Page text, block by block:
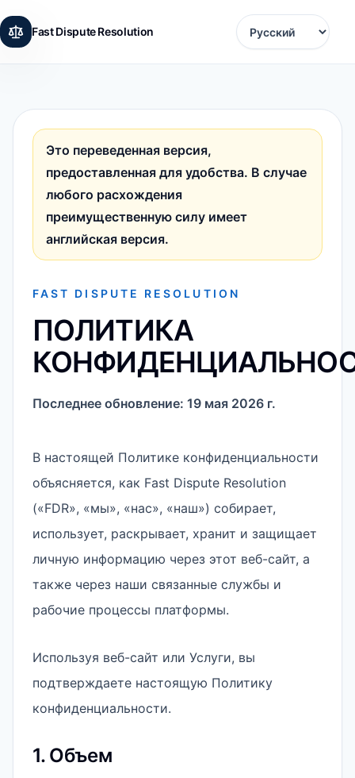
Fast Dispute Resolution
Language
Это переведенная версия,
предоставленная для удобства. В случае
любого расхождения
преимущественную силу имеет
английская версия.
FAST DISPUTE RESOLUTION
ПОЛИТИКА
Последнее обновление: 19 мая 2026 г.
В настоящей Политике конфиденциальности
объясняется, как Fast Dispute Resolution
(«FDR», «мы», «нас», «наш») собирает,
использует, раскрывает, хранит и защищает
личную информацию через этот веб-сайт, а
также через наши связанные службы и
рабочие процессы платформы.
Используя веб-сайт или Услуги, вы
подтверждаете настоящую Политику
конфиденциальности.
1. Объем